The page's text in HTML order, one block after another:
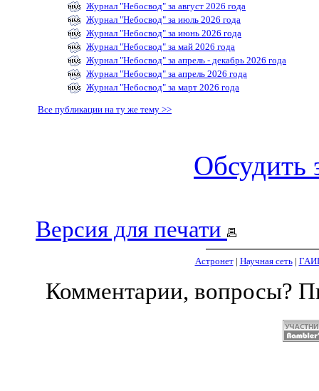
Журнал "Небосвод" за август 2026 года
Журнал "Небосвод" за июль 2026 года
Журнал "Небосвод" за июнь 2026 года
Журнал "Небосвод" за май 2026 года
Журнал "Небосвод" за апрель - декабрь 2026 года
Журнал "Небосвод" за апрель 2026 года
Журнал "Небосвод" за март 2026 года
Все публикации на ту же тему >>
Обсудить
Версия для печати
Астронет| Научная сеть|
Комментарии, вопросы?